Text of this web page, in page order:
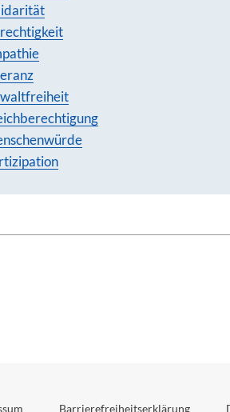
Barrierefreiheitserklärung